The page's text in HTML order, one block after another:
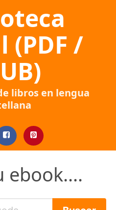
(PDF /
libros en lengua
ebook....